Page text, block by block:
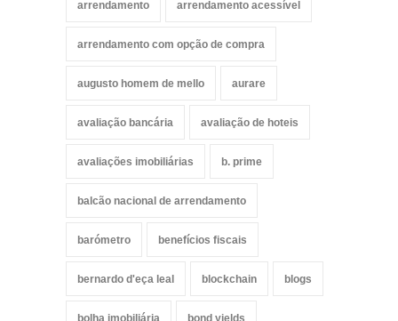
arrendamento arrendamento acessível
arrendamento com opção de compra
augusto homem de mello aurare
avaliação bancária avaliação de hoteis
avaliações imobiliárias b. prime
balcão nacional de arrendamento
barómetro benefícios fiscais
bernardo d'eça leal blockchain blogs
bolha imobiliária bond yields